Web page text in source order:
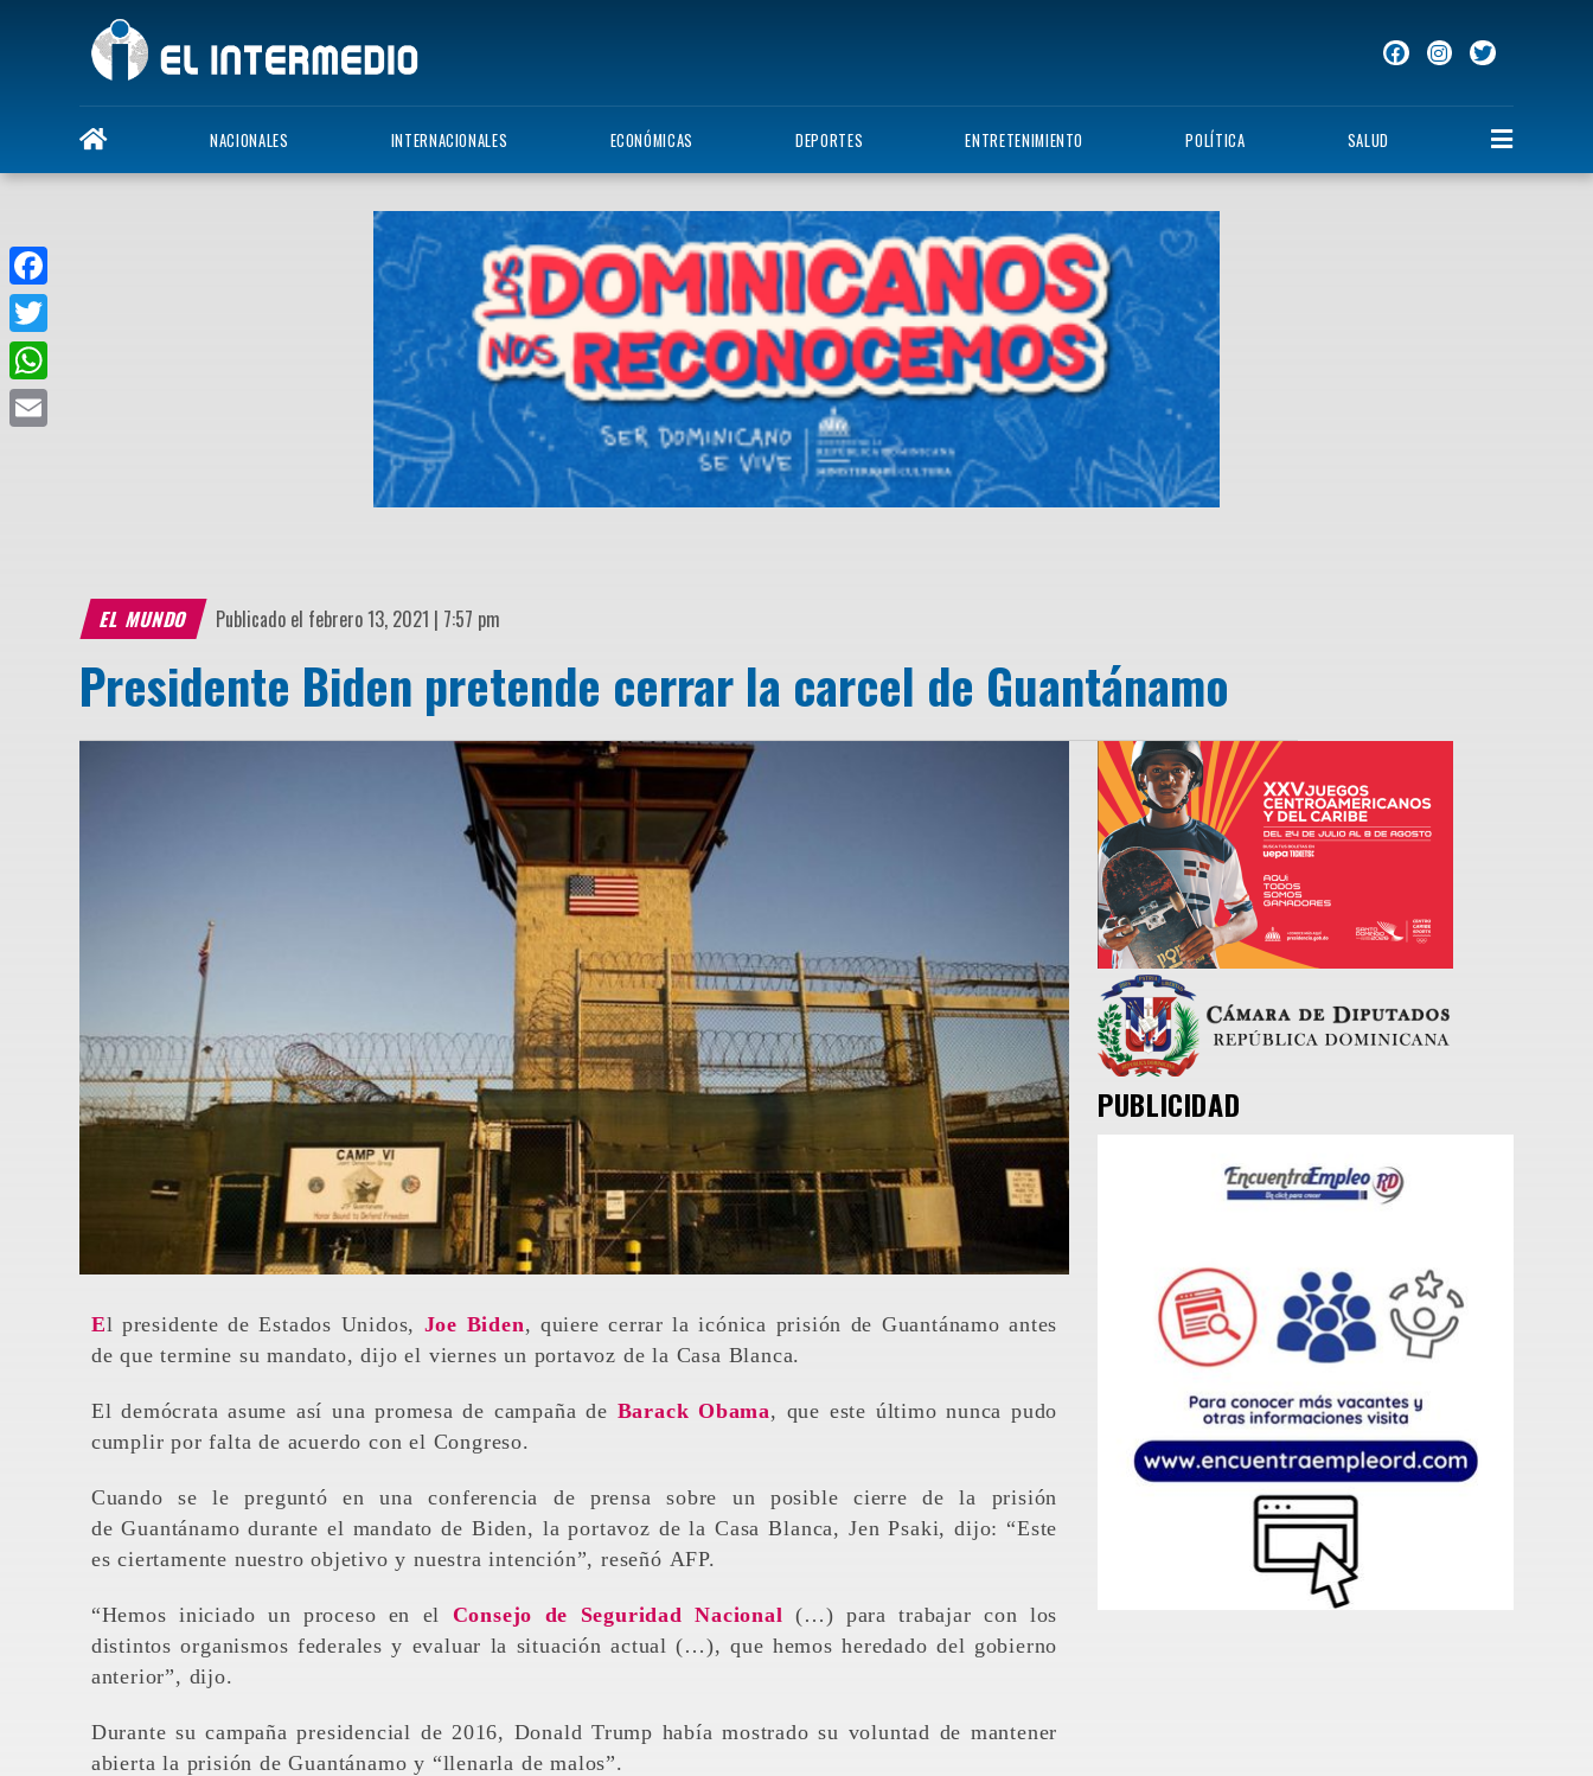
NACIONALES INTERNACIONALES ECONÓMICAS DEPORTES ENTRETENIMIENTO POLÍTICA SALUD
EL MUNDO Publicado el febrero 13, 2021 | 7:57 pm
Presidente Biden pretende cerrar la carcel de Guantánamo
El presidente de Estados Unidos, Joe Biden, quiere cerrar la icónica prisión de Guantánamo antes
de que termine su mandato, dijo el viernes un portavoz de la Casa Blanca.
El demócrata asume así una promesa de campaña de Barack Obama, que este último nunca pudo
cumplir por falta de acuerdo con el Congreso.
Cuando se le preguntó en una conferencia de prensa sobre un posible cierre de la prisión
de Guantánamo durante el mandato de Biden, la portavoz de la Casa Blanca, Jen Psaki, dijo: “Este
es ciertamente nuestro objetivo y nuestra intención”, reseñó AFP.
“Hemos iniciado un proceso en el Consejo de Seguridad Nacional (…) para trabajar con los
distintos organismos federales y evaluar la situación actual (…), que hemos heredado del gobierno
anterior”, dijo.
Durante su campaña presidencial de 2016, Donald Trump había mostrado su voluntad de mantener
abierta la prisión de Guantánamo y “llenarla de malos”.
PUBLICIDAD
Facebook
Twitter
WhatsApp